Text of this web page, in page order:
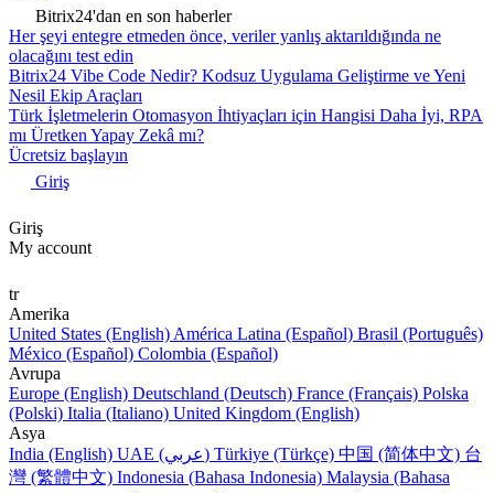
Bitrix24'dan en son haberler
Her şeyi entegre etmeden önce, veriler yanlış aktarıldığında ne
olacağını test edin
Bitrix24 Vibe Code Nedir? Kodsuz Uygulama Geliştirme ve Yeni
Nesil Ekip Araçları
Türk İşletmelerin Otomasyon İhtiyaçları için Hangisi Daha İyi, RPA
mı Üretken Yapay Zekâ mı?
Ücretsiz başlayın
Giriş
Giriş
My account
tr
Amerika
United States (English) América Latina (Español) Brasil (Português)
México (Español) Colombia (Español)
Avrupa
Europe (English) Deutschland (Deutsch) France (Français) Polska
(Polski) Italia (Italiano) United Kingdom (English)
Asya
India (English)
UAE (عربي) Türkiye (Türkçe) 中国 (简体中文) 台
灣 (繁體中文) Indonesia (Bahasa Indonesia) Malaysia (Bahasa